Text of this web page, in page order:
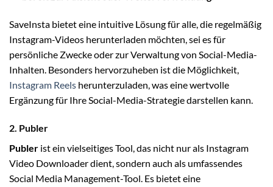
SaveInsta bietet eine intuitive Lösung für alle, die regelmäßig
Instagram-Videos herunterladen möchten, sei es für
persönliche Zwecke oder zur Verwaltung von Social-Media-
Inhalten. Besonders hervorzuheben ist die Möglichkeit,
Instagram Reels herunterzuladen, was eine wertvolle
Ergänzung für Ihre Social-Media-Strategie darstellen kann.
2. Publer
Publer ist ein vielseitiges Tool, das nicht nur als Instagram
Video Downloader dient, sondern auch als umfassendes
Social Media Management-Tool. Es bietet eine